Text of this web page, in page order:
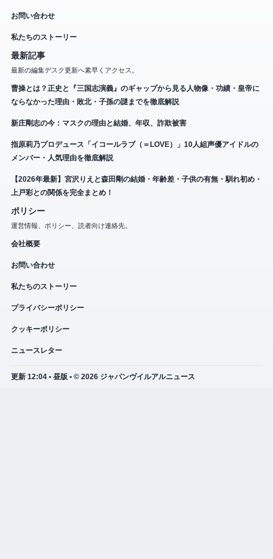
お問い合わせ
私たちのストーリー
最新記事
最新の編集デスク更新へ素早くアクセス。
曹操とは？正史と『三国志演義』のギャップから見る人物像・功績・皇帝に
ならなかった理由・敗北・子孫の謎までを徹底解説
新庄剛志の今：マスクの理由と結婚、年収、詐欺被害
指原莉乃プロデュース「イコールラブ（＝LOVE）」10人組声優アイドルの
メンバー・人気理由を徹底解説
【2026年最新】宮沢りえと森田剛の結婚・年齢差・子供の有無・馴れ初め・
上戸彩との関係を完全まとめ！
ポリシー
運営情報、ポリシー、読者向け連絡先。
会社概要
お問い合わせ
私たちのストーリー
プライバシーポリシー
クッキーポリシー
ニュースレター
更新 12:04 • 昼版 • © 2026 ジャパンヴイルアルニュース